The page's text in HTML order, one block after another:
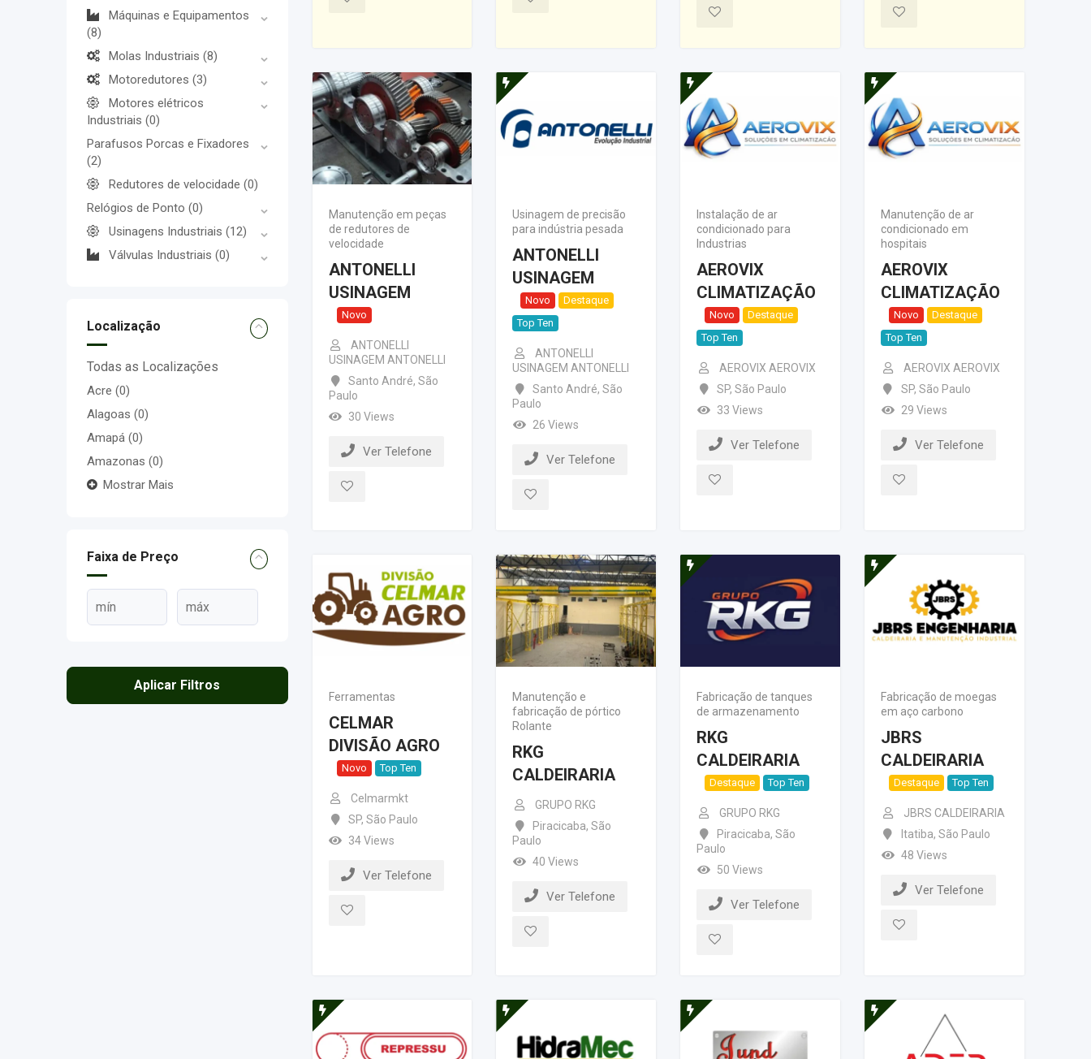
Máquinas e Equipamentos
(8)
Molas Industriais (8)
Motoredutores (3)
Motores elétricos
Industriais (0)
Parafusos Porcas e Fixadores
(2)
Redutores de velocidade (0)
Relógios de Ponto (0)
Usinagens Industriais (12)
Válvulas Industriais (0)
Localização
Todas as Localizações
Acre (0)
Alagoas (0)
Amapá (0)
Amazonas (0)
Mostrar Mais
Faixa de Preço
Aplicar Filtros
Manutenção em peças
de redutores de
velocidade
ANTONELLI
USINAGEM
Novo
ANTONELLI
USINAGEM ANTONELLI
Santo André, São
Paulo
30 Views
Ver Telefone
Usinagem de precisão
para indústria pesada
ANTONELLI
USINAGEM
Novo
Destaque
Top Ten
ANTONELLI
USINAGEM ANTONELLI
Santo André, São
Paulo
26 Views
Ver Telefone
Instalação de ar
condicionado para
Industrias
AEROVIX
CLIMATIZAÇÃO
Novo
Destaque
Top Ten
AEROVIX AEROVIX
SP, São Paulo
33 Views
Ver Telefone
Manutenção de ar
condicionado em
hospitais
AEROVIX
CLIMATIZAÇÃO
Novo
Destaque
Top Ten
AEROVIX AEROVIX
SP, São Paulo
29 Views
Ver Telefone
Ferramentas
CELMAR
DIVISÃO AGRO
Novo Top Ten
Celmarmkt
SP, São Paulo
34 Views
Ver Telefone
Manutenção e
fabricação de pórtico
Rolante
RKG
CALDEIRARIA
GRUPO RKG
Piracicaba, São
Paulo
40 Views
Ver Telefone
Fabricação de tanques
de armazenamento
RKG
CALDEIRARIA
Destaque Top Ten
GRUPO RKG
Piracicaba, São
Paulo
50 Views
Ver Telefone
Fabricação de moegas
em aço carbono
JBRS
CALDEIRARIA
Destaque Top Ten
JBRS CALDEIRARIA
Itatiba, São Paulo
48 Views
Ver Telefone